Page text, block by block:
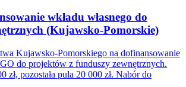
wkładu własnego do
(Kujawsko-Pomorskie)
Kujawsko-Pomorskiego na dofinansowanie
do projektów z funduszy zewnętrznych.
zł, pozostała pula 20 000 zł. Nabór do